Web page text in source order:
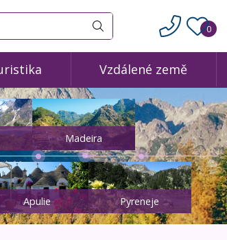
Vyhledat
0
Vzdálené země
Madeira
Apulie Pyreneje